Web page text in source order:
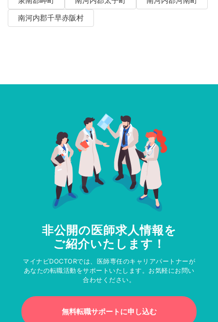
南河内郡千早赤阪村
非公開の医師求人情報を
ご紹介いたします！
マイナビDOCTORでは、医師専任のキャリアパートナーが
あなたの転職活動をサポートいたします。お気軽にお問い
合わせください。
無料転職サポートに申し込む